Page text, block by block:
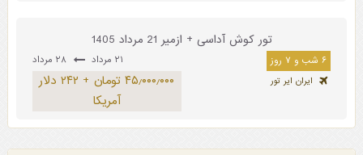
تور کوش آداسی + ازمیر 21 مرداد 1405
۶ شب و ۷ روز ۲۱ مرداد ۲۸ مرداد
ایران ایر تور
۴۵٫۰۰۰٫۰۰۰ تومان + ۲۴۲ دلار
آمریکا